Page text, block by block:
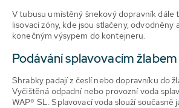
V tubusu umístěný šnekový dopravník dále
lisovací zóny, kde jsou stlačeny, odvodněny
konečným výsypem do kontejneru.
Podávání splavovacím
Shrabky padají z česlí nebo dopravníku do
Vyčištěná odpadní nebo provozní voda
WAP® SL. Splavovací voda slouží současně